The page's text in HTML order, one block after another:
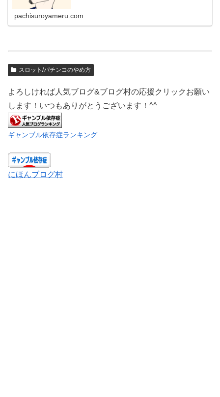
pachisuroyameru.com
スロット/パチンコのやめ方
よろしければ人気ブログ&ブログ村の応援クリックお願い
します！いつもありがとうございます！^^
ギャンブル依存症ランキング
にほんブログ村